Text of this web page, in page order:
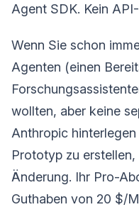
Agent SDK. Kein
Wenn Sie schon
Agenten (einen
wollten, aber keine
Anthropic
Prototyp zu
Änderung. Ihr Pro-
Guthaben von 20 $/